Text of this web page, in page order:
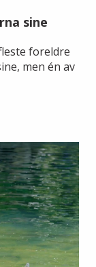
sine
foreldre
men én av